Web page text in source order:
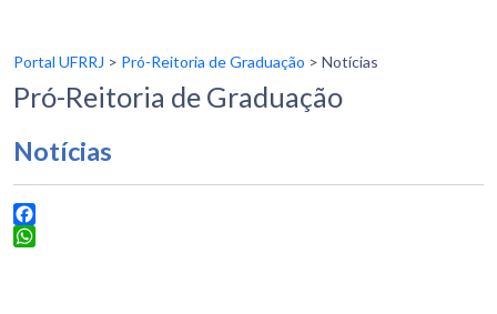
Portal UFRRJ > Pró-Reitoria de Graduação > Notícias
Pró-Reitoria de Graduação
Notícias